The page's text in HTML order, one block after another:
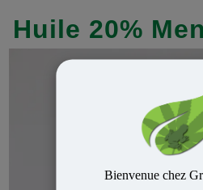
Bienvenue chez
Huile 20%